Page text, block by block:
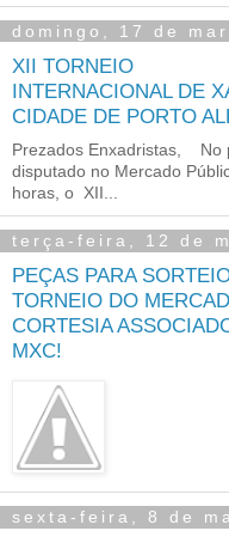
domingo, 17 de
XII TORNEIO
INTERNACIONAL DE
CIDADE DE PORTO
Prezados Enxadristas, No
disputado no Mercado
horas, o XII...
terça-feira, 12 de
PEÇAS PARA
TORNEIO DO
CORTESIA
MXC!
sexta-feira, 8 de